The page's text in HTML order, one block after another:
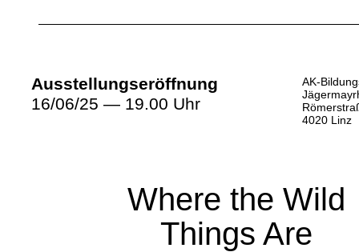
Ausstellungseröffnung
16/06/25 — 19.00 Uhr
AK-
4020 Linz
Where the Wild
Things Are